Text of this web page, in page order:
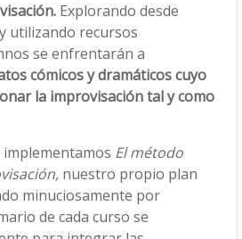
Explorando desde
utilizando recursos
se enfrentarán a
cómicos y dramáticos cuyo
la improvisación tal y como
implementamos El método
nuestro propio plan
minuciosamente por
de cada curso se